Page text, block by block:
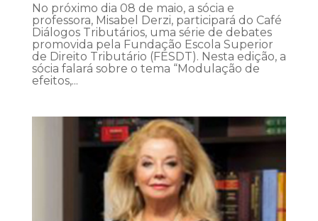
No próximo dia 08 de maio, a sócia e
professora, Misabel Derzi, participará do Café
Diálogos Tributários, uma série de debates
promovida pela Fundação Escola Superior
de Direito Tributário (FESDT). Nesta edição, a
sócia falará sobre o tema “Modulação de
efeitos,...